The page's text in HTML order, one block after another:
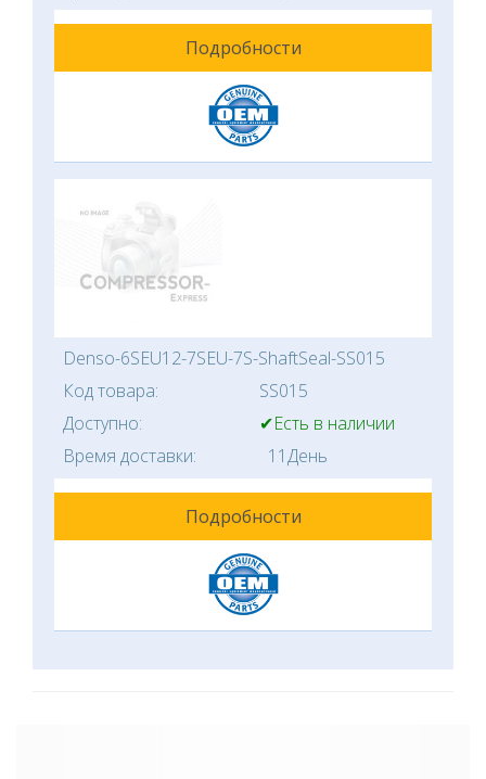
Подробности
Denso-6SEU12-7SEU-7S-ShaftSeal-SS015
Код товара:
SS015
Доступно:
✔Есть в наличии
Время доставки:
11День
Подробности